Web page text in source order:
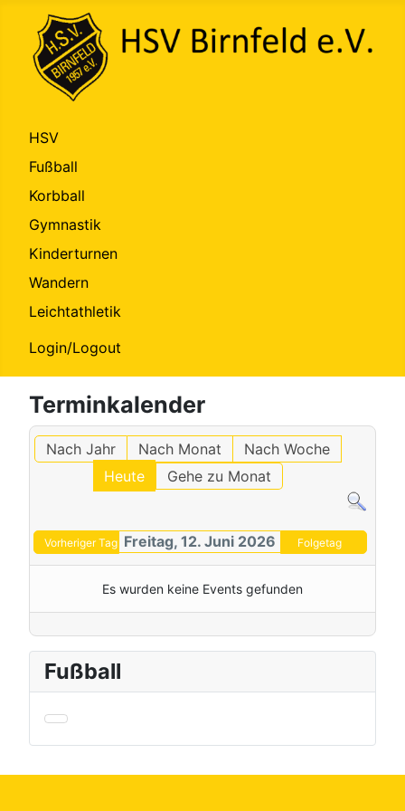
HSV
Fußball
Korbball
Gymnastik
Kinderturnen
Wandern
Leichtathletik
Login/Logout
Terminkalender
Nach Jahr Nach Monat
Nach Woche
Heute
Gehe zu Monat
Vorheriger Tag Freitag, 12. Juni 2026 Folgetag
Es wurden keine Events gefunden
Fußball